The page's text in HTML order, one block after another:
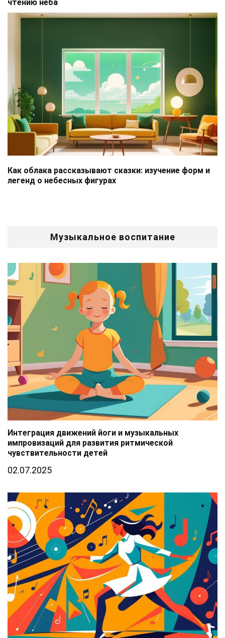
чтению неба
Как облака рассказывают сказки: изучение форм и
легенд о небесных фигурах
Музыкальное воспитание
Интеграция движений йоги и музыкальных
импровизаций для развития ритмической
чувствительности детей
02.07.2025